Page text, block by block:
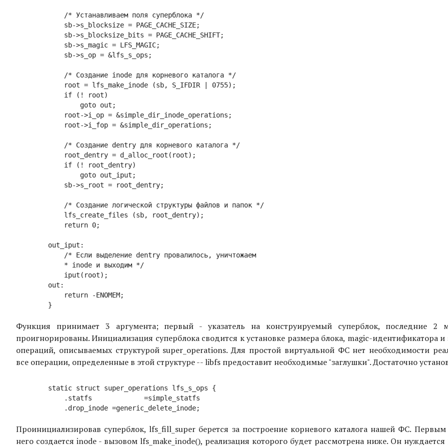
Функция принимает 3 аргумента; первый - указатель на конструируемый суперблок, последние 2
проигнорированы. Инициализация суперблока сводится к установке размера блока, magic-идентификатора
операций, описываемых структурой super_operations. Для простой виртуальной ФС нет необходимости
все операции, определенные в этой структуре -- libfs предоставит необходимые "заглушки". Достаточно
Проинициализировав суперблок, lfs_fill_super берется за построение корневого каталога нашей ФС.
него создается inode - вызовом lfs_make_inode(), реализация которого будет рассмотрена ниже. Он нуждается